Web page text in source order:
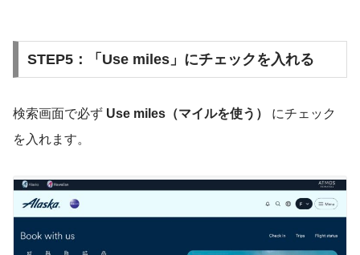
STEP5：「Use miles」にチェックを入れる
検索画面で必ず Use miles（マイルを使う）
にチェック
を入れます。